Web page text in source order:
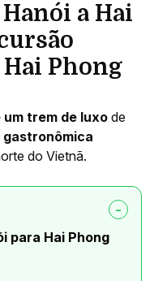
a Hai
Phong
um trem de luxo de
do Vietnã.
para Hai Phong